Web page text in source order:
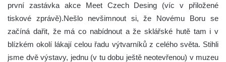
první zastávka akce Meet Czech Desing (víc v přiložené
tiskové zprávě).Nešlo nevšimnout si, že Novému Boru se
začíná dařit, že má co nabídnout a že sklářské hutě tam i v
blízkém okolí lákají celou řadu výtvarníků z celého světa. Stihli
jsme dvě výstavy, jednu (v tu dobu ještě neotevřenou) v muzeu